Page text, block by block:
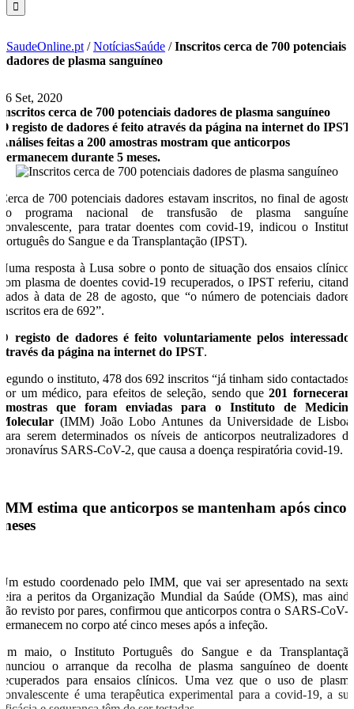
SaudeOnline.pt /NotíciasSaúde /Inscritos cerca de 700 potenciais
dadores de plasma sanguíneo
16 Set, 2020
Inscritos cerca de 700 potenciais dadores de plasma sanguíneo
O registo de dadores é feito através da página na internet do IPST.
Análises feitas a 200 amostras mostram que anticorpos
permanecem durante 5 meses.
Cerca de 700 potenciais dadores estavam inscritos, no final de agosto,
no programa nacional de transfusão de plasma sanguíneo
convalescente, para tratar doentes com covid-19, indicou o Instituto
Português do Sangue e da Transplantação (IPST).
Numa resposta à Lusa sobre o ponto de situação dos ensaios clínicos
com plasma de doentes covid-19 recuperados, o IPST referiu, citando
dados à data de 28 de agosto, que “o número de potenciais dadores
inscritos era de 692”.
O registo de dadores é feito voluntariamente pelos interessados
através da página na internet do IPST.
Segundo o instituto, 478 dos 692 inscritos “já tinham sido contactados”
por um médico, para efeitos de seleção, sendo que201 forneceram
amostras que foram enviadas para o Instituto de Medicina
Molecular (IMM) João Lobo Antunes da Universidade de Lisboa,
para serem determinados os níveis de anticorpos neutralizadores do
coronavírus SARS-CoV-2, que causa a doença respiratória covid-19.
IMM estima que anticorpos se mantenham após cinco
meses
Um estudo coordenado pelo IMM, que vai ser apresentado na sexta-
feira a peritos da Organização Mundial da Saúde (OMS), mas ainda
não revisto por pares, confirmou que anticorpos contra o SARS-CoV-2
permanecem no corpo até cinco meses após a infeção.
Em maio, o Instituto Português do Sangue e da Transplantação
anunciou o arranque da recolha de plasma sanguíneo de doentes
recuperados para ensaios clínicos. Uma vez que o uso de plasma
convalescente é uma terapêutica experimental para a covid-19, a sua